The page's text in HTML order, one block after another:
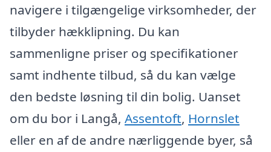
navigere i tilgængelige virksomheder, der
tilbyder hækklipning. Du kan
sammenligne priser og specifikationer
samt indhente tilbud, så du kan vælge
den bedste løsning til din bolig. Uanset
om du bor i Langå, Assentoft, Hornslet
eller en af de andre nærliggende byer, så